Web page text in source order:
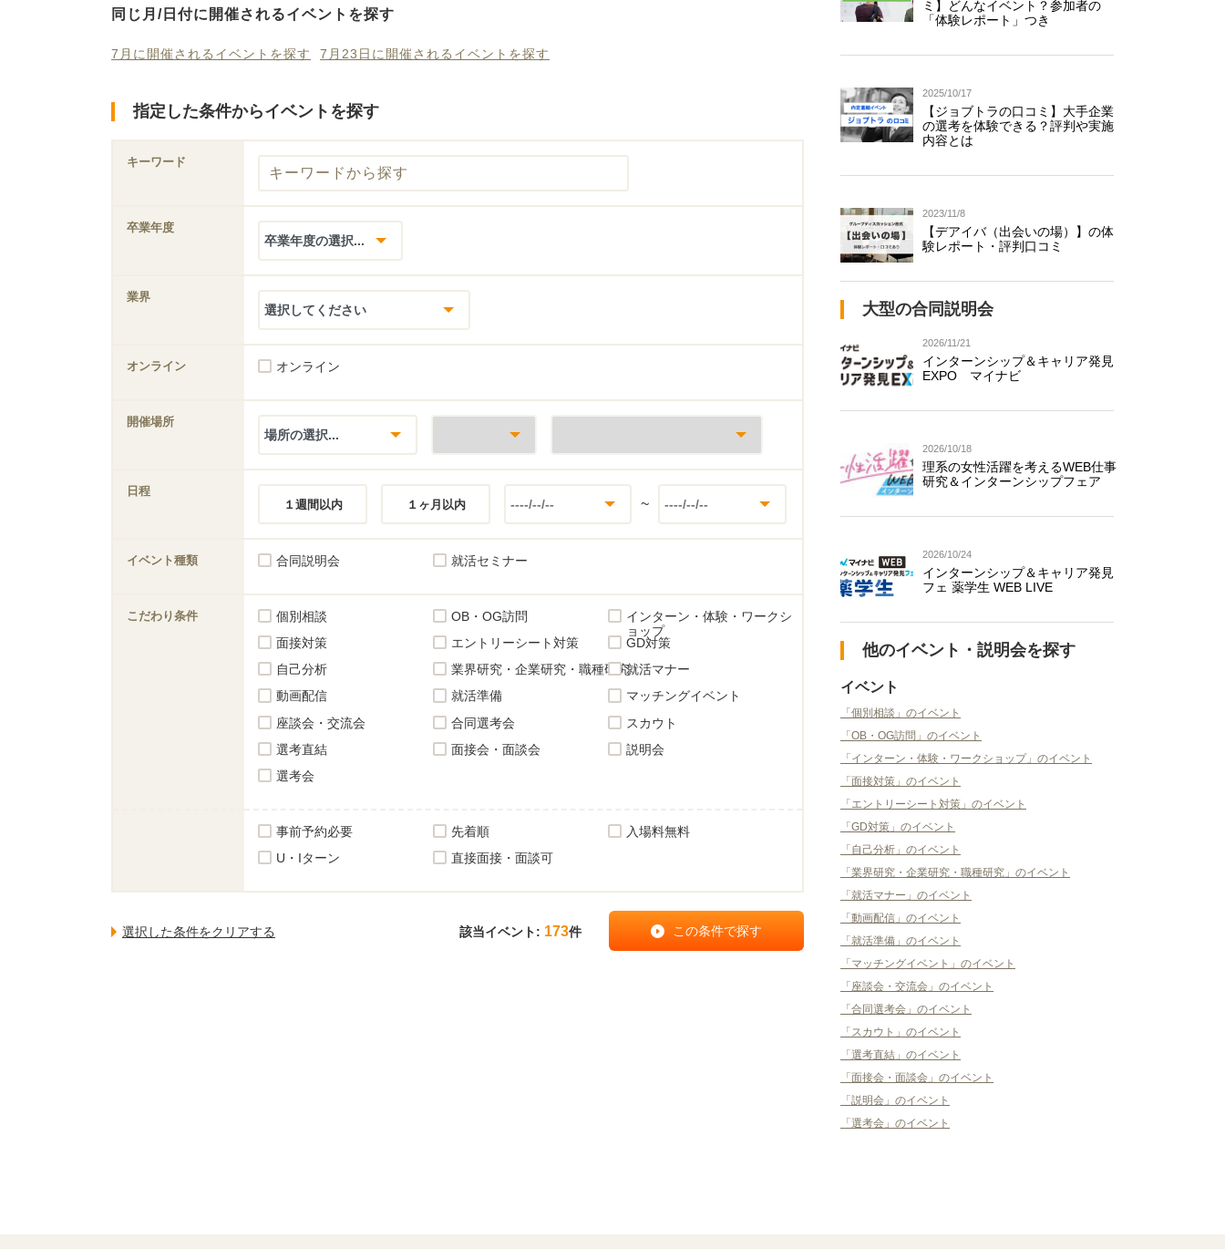
同じ月/日付に開催されるイベントを探す
7月に開催されるイベントを探す 7月23日に開催されるイベントを探す
指定した条件からイベントを探す
キーワード
卒業年度
業界
オンライン オンライン
開催場所
日程
１週間以内
１ヶ月以内 ~
イベント種類 合同説明会 就活セミナー
こだわり条件 個別相談 OB・OG訪問
インターン・体験・ワークシ
ョップ
面接対策
エントリーシート対策
GD対策
自己分析
業界研究・企業研究・職種研究就活マナー
動画配信
就活準備
マッチングイベント
座談会・交流会
合同選考会
スカウト
選考直結
面接会・面談会
説明会
選考会
事前予約必要 先着順
入場料無料
U・Iターン
直接面接・面談可
該当イベント: 173件
ミ】どんなイベント？参加者の
「体験レポート」つき
2025/10/17
【ジョブトラの口コミ】大手企業
の選考を体験できる？評判や実施
内容とは
2023/11/8
【デアイバ（出会いの場）】の体
験レポート・評判口コミ
大型の合同説明会
2026/11/21
インターンシップ＆キャリア発見
EXPO マイナビ
2026/10/18
理系の女性活躍を考えるWEB仕事
研究＆インターンシップフェア
2026/10/24
インターンシップ＆キャリア発見
フェ 薬学生 WEB LIVE
他のイベント・説明会を探す
イベント
「個別相談」のイベント
「OB・OG訪問」のイベント
「インターン・体験・ワークショップ」のイベント
「面接対策」のイベント
「エントリーシート対策」のイベント
「GD対策」のイベント
「自己分析」のイベント
「業界研究・企業研究・職種研究」のイベント
「就活マナー」のイベント
「動画配信」のイベント
「就活準備」のイベント
「マッチングイベント」のイベント
「座談会・交流会」のイベント
「合同選考会」のイベント
「スカウト」のイベント
「選考直結」のイベント
「面接会・面談会」のイベント
「説明会」のイベント
「選考会」のイベント